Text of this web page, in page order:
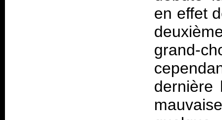
en effet
grand-
dernière